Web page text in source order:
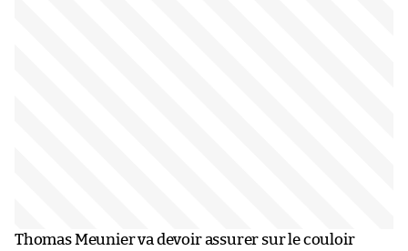
Thomas Meunier va devoir assurer sur le couloir